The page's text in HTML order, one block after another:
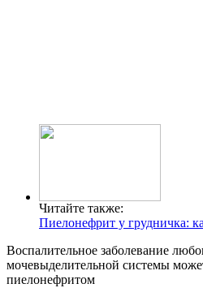
Читайте также:
Пиелонефрит у грудничка:
Воспалительное заболевание
мочевыделительной системы
пиелонефритом